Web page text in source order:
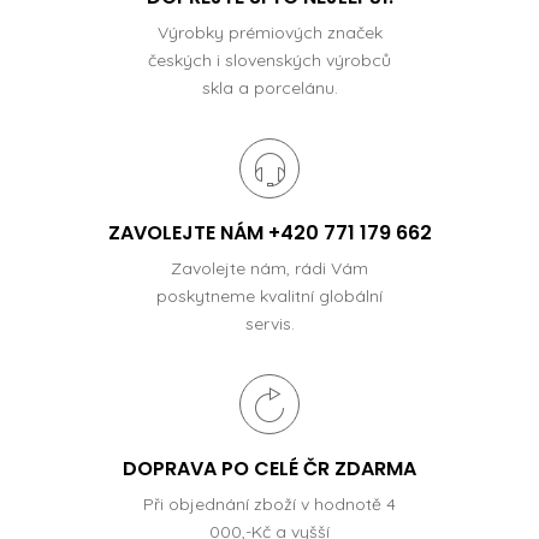
Výrobky prémiových značek
českých i slovenských výrobců
skla a porcelánu.
ZAVOLEJTE NÁM +420 771 179 662
Zavolejte nám, rádi Vám
poskytneme kvalitní globální
servis.
DOPRAVA PO CELÉ ČR ZDARMA
Při objednání zboží v hodnotě 4
000,-Kč a vyšší